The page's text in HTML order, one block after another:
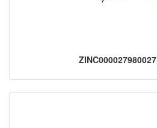
ZINC000027980027